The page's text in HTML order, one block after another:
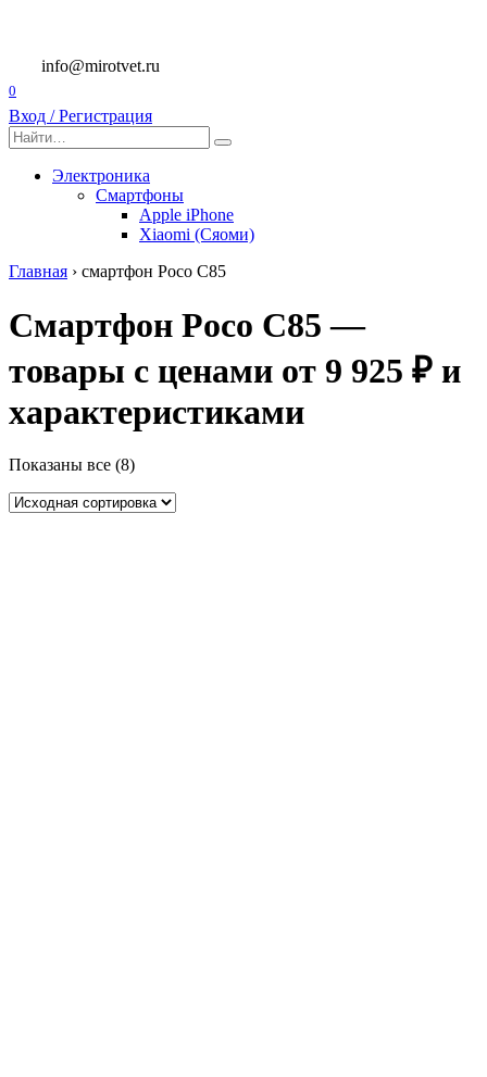
содержанию
info@mirotvet.ru
0
Вход / Регистрация
Search
for:
Электроника
Смартфоны
Apple iPhone
Xiaomi (Сяоми)
Главная › смартфон Poco C85
Смартфон Poco C85 —
товары с ценами от 9 925 ₽ и
характеристиками
Показаны все (8)